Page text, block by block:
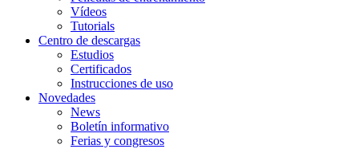
Vídeos
Tutorials
Centro de descargas
Estudios
Certificados
Instrucciones de uso
Novedades
News
Boletín informativo
Ferias y congresos